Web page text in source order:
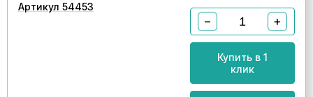
Артикул 54453
− +
Купить в 1
клик